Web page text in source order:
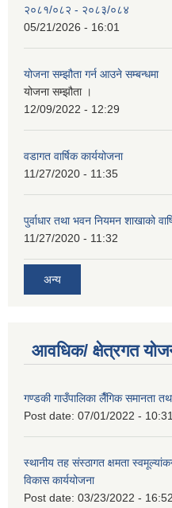
२०८१/०८२ - २०८३/०८४
05/21/2026 - 16:01
योजना सम्झौता गर्न आउने सम्बन्धमा
योजना सम्झौता ।
12/09/2022 - 12:29
वडागत वार्षिक कार्ययोजना
11/27/2020 - 11:35
पुर्वाधार तथा भवन नियमन शाखाको
11/27/2020 - 11:32
अन्य
आवधिक/ क्षेत्रगत
गण्डकी गाउँपालिका लैँगिक समानता
Post date: 07/01/2022 - 10:31
स्थानीय तह संस्ठागत क्षमता
विकास कार्ययोजना
Post date: 03/23/2022 - 16:52